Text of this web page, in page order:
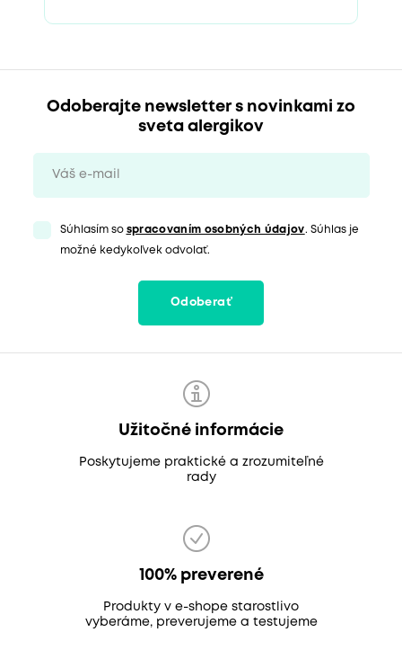
Odoberajte newsletter s novinkami zo
sveta alergikov
Súhlasím so spracovaním osobných údajov. Súhlas je
možné kedykoľvek odvolať.
Odoberať
Užitočné informácie
Poskytujeme praktické a zrozumiteľné
rady
100% preverené
Produkty v e-shope starostlivo
vyberáme, preverujeme a testujeme